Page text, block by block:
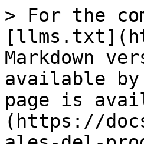
> For the
Markdown
available by
page is
(https://